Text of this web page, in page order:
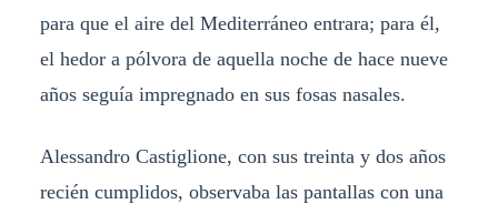
para que el aire del Mediterráneo entrara; para él,
el hedor a pólvora de aquella noche de hace nueve
años seguía impregnado en sus fosas nasales.
Alessandro Castiglione, con sus treinta y dos años
recién cumplidos, observaba las pantallas con una